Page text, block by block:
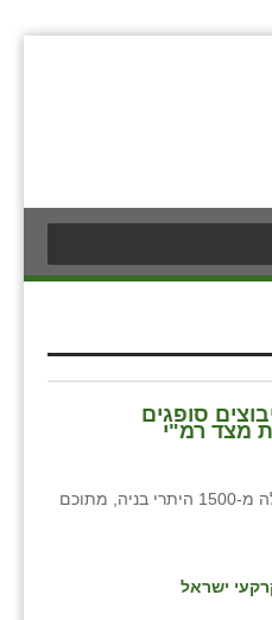
סופגים
מצד רמ"י
רמ"י: בניגוד לטענות יצאו למעלה מ-1500 היתרי בניה, מתוכם
ישראל